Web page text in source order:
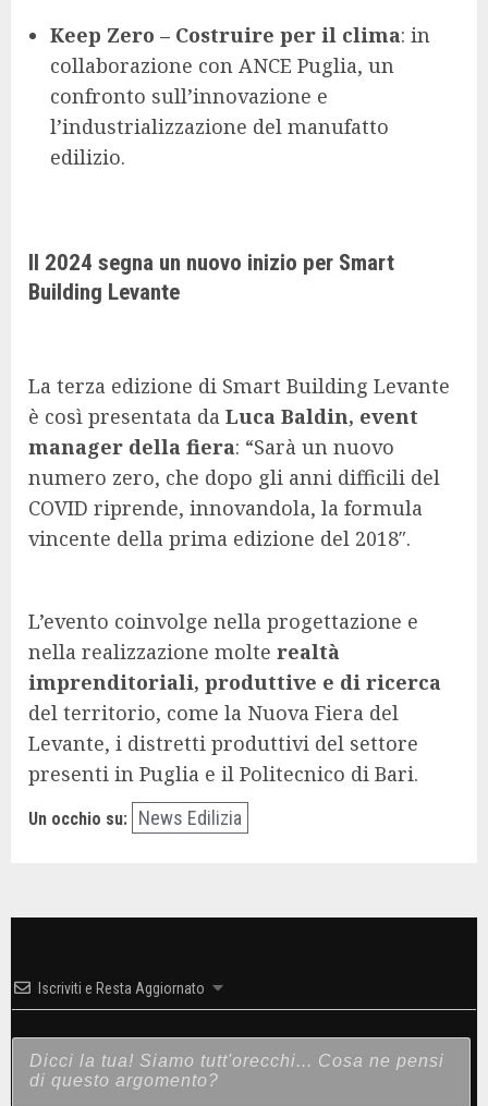
Keep Zero – Costruire per il clima: in
collaborazione con ANCE Puglia, un
confronto sull’innovazione e
l’industrializzazione del manufatto
edilizio.
Il 2024 segna un nuovo inizio per Smart
Building Levante
La terza edizione di Smart Building Levante
è così presentata da Luca Baldin, event
manager della fiera: “Sarà un nuovo
numero zero, che dopo gli anni difficili del
COVID riprende, innovandola, la formula
vincente della prima edizione del 2018″.
L’evento coinvolge nella progettazione e
nella realizzazione molte realtà
imprenditoriali, produttive e di ricerca
del territorio, come la Nuova Fiera del
Levante, i distretti produttivi del settore
presenti in Puglia e il Politecnico di Bari.
Un occhio su: News Edilizia
Iscriviti e Resta Aggiornato